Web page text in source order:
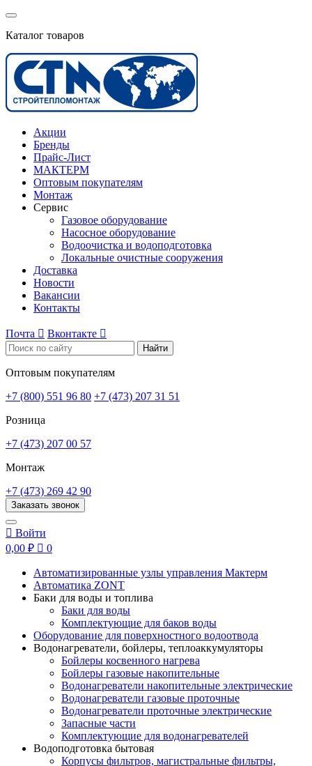
Каталог товаров
Акции
Бренды
Прайс-Лист
МАКТЕРМ
Оптовым покупателям
Монтаж
Сервис
Газовое оборудование
Насосное оборудование
Водоочистка и водоподготовка
Локальные очистные сооружения
Доставка
Новости
Вакансии
Контакты
Почта  Вконтакте 
Найти
Оптовым покупателям
+7 (800) 551 96 80 +7 (473) 207 31 51
Розница
+7 (473) 207 00 57
Монтаж
+7 (473) 269 42 90
Заказать звонок
 Войти
0,00 ₽  0
Автоматизированные узлы управления Мактерм
Автоматика ZONT
Баки для воды и топлива
Баки для воды
Комплектующие для баков воды
Оборудование для поверхностного водоотвода
Водонагреватели, бойлеры, теплоаккумуляторы
Бойлеры косвенного нагрева
Бойлеры газовые накопительные
Водонагреватели накопительные электрические
Водонагреватели газовые проточные
Водонагреватели проточные электрические
Запасные части
Комплектующие для водонагревателей
Водоподготовка бытовая
Корпусы фильтров, магистральные фильтры,